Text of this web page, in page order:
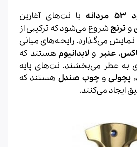
با نت‌های آغازین
و ترنجشروع می‌شود که ترکیبی از
نمایش می‌گذارد. رایحه‌های میانی
،عنبر ولابدانیوم هستند که
به عطر می‌بخشند. نت‌های پایه
، پچولیوچوب صندل هستند که
ایجاد می‌کنند.